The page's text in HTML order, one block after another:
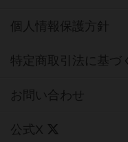
個人情報保護方針
特定商取引法に基づ
お問い合わせ
公式X